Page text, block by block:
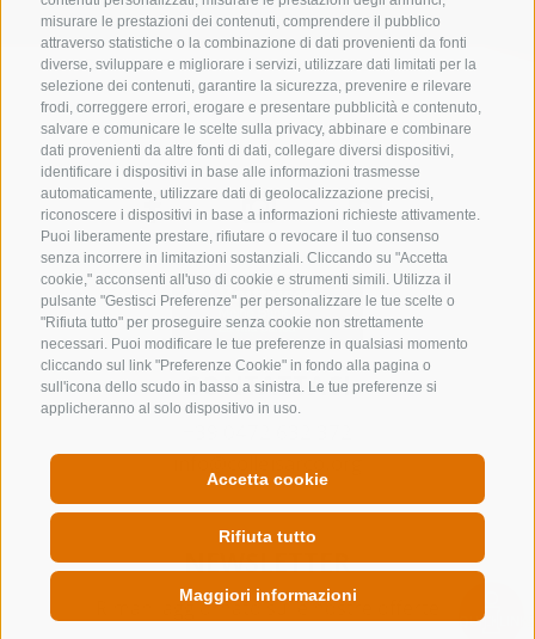
misurare le prestazioni dei contenuti, comprendere il pubblico
attraverso statistiche o la combinazione di dati provenienti da fonti
diverse, sviluppare e migliorare i servizi, utilizzare dati limitati per la
selezione dei contenuti, garantire la sicurezza, prevenire e rilevare
frodi, correggere errori, erogare e presentare pubblicità e contenuto,
salvare e comunicare le scelte sulla privacy, abbinare e combinare
dati provenienti da altre fonti di dati, collegare diversi dispositivi,
identificare i dispositivi in base alle informazioni trasmesse
automaticamente, utilizzare dati di geolocalizzazione precisi,
riconoscere i dispositivi in base a informazioni richieste attivamente.
Puoi liberamente prestare, rifiutare o revocare il tuo consenso
senza incorrere in limitazioni sostanziali. Cliccando su "Accetta
cookie," acconsenti all'uso di cookie e strumenti simili. Utilizza il
pulsante "Gestisci Preferenze" per personalizzare le tue scelte o
"Rifiuta tutto" per proseguire senza cookie non strettamente
necessari. Puoi modificare le tue preferenze in qualsiasi momento
cliccando sul link "Preferenze Cookie" in fondo alla pagina o
sull'icona dello scudo in basso a sinistra. Le tue preferenze si
applicheranno al solo dispositivo in uso.
Accetta cookie
Rifiuta tutto
Maggiori informazioni
CONTATTACI
info@colleisarco.org
NEWSLETTER
Rimani aggiornato sulle nostre offerte QUICKLINKS